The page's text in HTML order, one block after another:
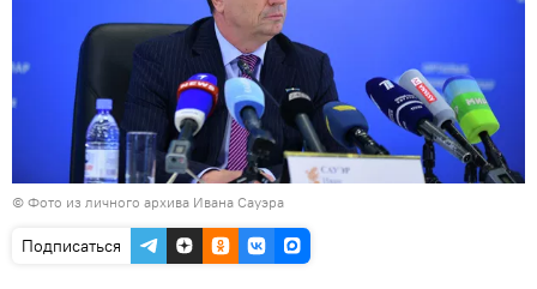
© Фото из личного архива Ивана Сауэра
Подписаться